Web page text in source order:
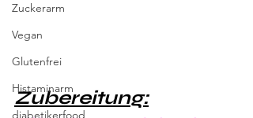
Zuckerarm
Vegan
Glutenfrei
Histaminarm
diabetikerfood
Zubereitung: